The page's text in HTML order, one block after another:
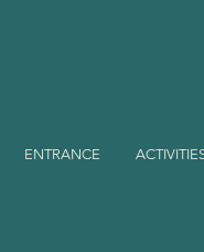
ENTRANCE